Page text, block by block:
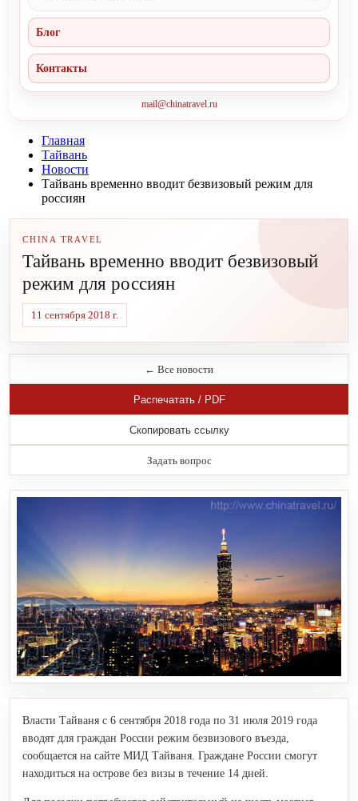
Блог
Контакты
mail@chinatravel.ru
Главная
Тайвань
Новости
Тайвань временно вводит безвизовый режим для
россиян
CHINA TRAVEL
Тайвань временно вводит безвизовый
режим для россиян
11 сентября 2018 г.
← Все новости
Распечатать / PDF
Скопировать ссылку
Задать вопрос
Власти Тайваня с 6 сентября 2018 года по 31 июля 2019 года
вводят для граждан России режим безвизового въезда,
сообщается на сайте МИД Тайваня. Граждане России смогут
находиться на острове без визы в течение 14 дней.